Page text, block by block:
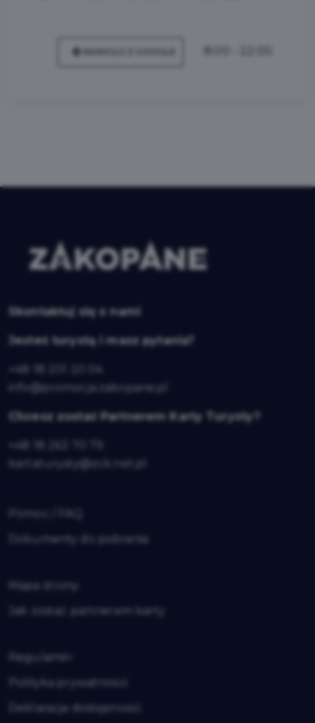
Skontaktuj się z nami
Jesteś turystą i masz pytania?
info@promocja.zakopane.pl
Chcesz zostać Partnerem Karty Turysty?
kartaturysty@zck.net.pl
Dokumenty do pobrania
Mapa strony
Jak zostać partnerem karty
Regulamin
Polityka prywatności
Deklaracja dostępności